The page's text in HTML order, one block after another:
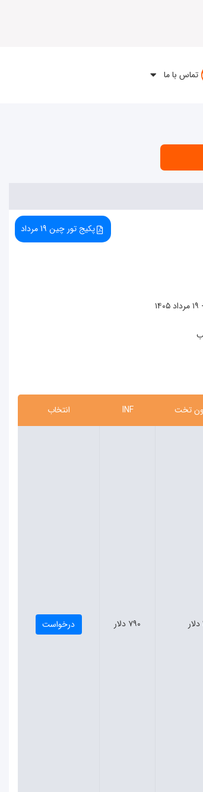
تماس با ما
پکیج تور چین 19 مرداد
تخت INF انتخاب
۷۹۰ دلار درخواست